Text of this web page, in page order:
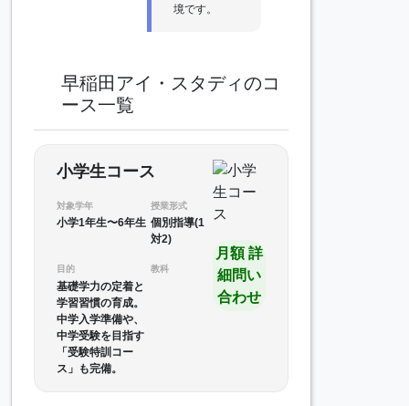
境です。
早稲田アイ・スタディのコ
ース一覧
小学生コース
対象学年
小学1年生〜6年生
授業形式
個別指導(1
対2)
目的
基礎学力の定着と
学習習慣の育成。
中学入学準備や、
中学受験を目指す
「受験特訓コー
ス」も完備。
教科
月額 詳
細問い
合わせ